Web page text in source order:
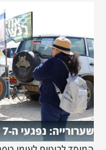
שערורייה: נפגעי ה-7 לאוקטובר ממשיכים להיפגע